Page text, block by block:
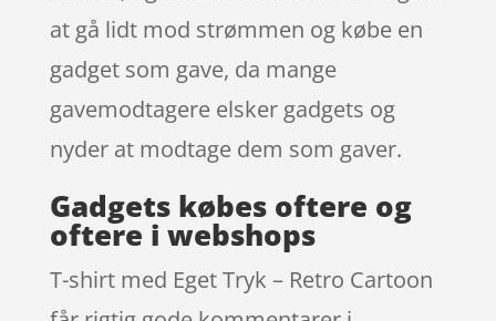
at gå lidt mod strømmen og købe en
gadget som gave, da mange
gavemodtagere elsker gadgets og
nyder at modtage dem som gaver.
Gadgets købes oftere og
oftere i webshops
T-shirt med Eget Tryk – Retro Cartoon